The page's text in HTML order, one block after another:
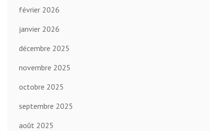
février 2026
janvier 2026
décembre 2025
novembre 2025
octobre 2025
septembre 2025
août 2025